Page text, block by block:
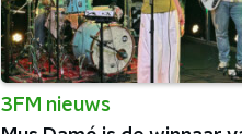
3FM nieuws